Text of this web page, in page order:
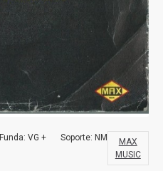
Funda: VG + Soporte: NM
MAX
MUSIC